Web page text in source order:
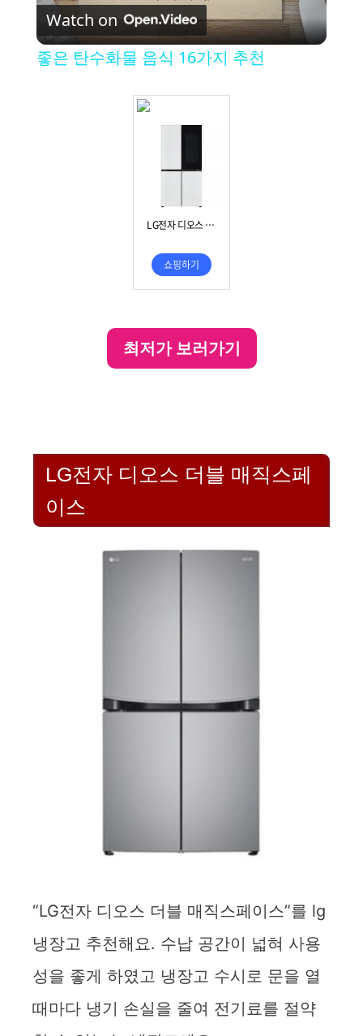
l
y
i
d
e
o
Watch on
좋은 탄수화물 음식 16가지 추천
최저가 보러가기
LG전자 디오스 더블 매직스페
이스
“LG전자 디오스 더블 매직스페이스”를 lg
냉장고 추천해요. 수납 공간이 넓혀 사용
성을 좋게 하였고 냉장고 수시로 문을 열
때마다 냉기 손실을 줄여 전기료를 절약